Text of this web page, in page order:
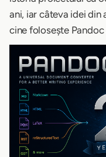
ani, iar câteva idei
cine folosește Pandoc